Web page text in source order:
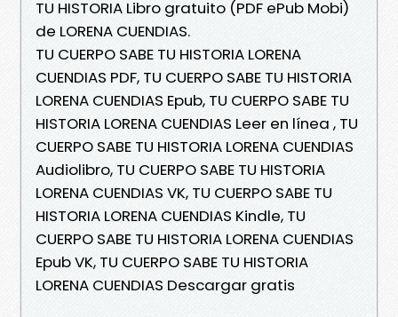
TU HISTORIA Libro gratuito (PDF ePub Mobi)
de LORENA CUENDIAS.
TU CUERPO SABE TU HISTORIA LORENA
CUENDIAS PDF, TU CUERPO SABE TU HISTORIA
LORENA CUENDIAS Epub, TU CUERPO SABE TU
HISTORIA LORENA CUENDIAS Leer en línea , TU
CUERPO SABE TU HISTORIA LORENA CUENDIAS
Audiolibro, TU CUERPO SABE TU HISTORIA
LORENA CUENDIAS VK, TU CUERPO SABE TU
HISTORIA LORENA CUENDIAS Kindle, TU
CUERPO SABE TU HISTORIA LORENA CUENDIAS
Epub VK, TU CUERPO SABE TU HISTORIA
LORENA CUENDIAS Descargar gratis